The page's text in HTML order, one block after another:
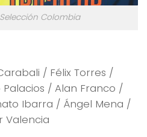
Colombia
/ Félix Torres /
/ Alan Franco /
Ibarra / Ángel Mena /
Valencia